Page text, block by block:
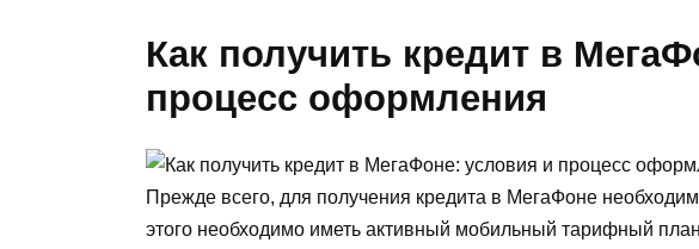
Как получить кредит в
процесс оформления
Прежде всего, для получения кредита в МегаФоне
этого необходимо иметь активный мобильный тарифный